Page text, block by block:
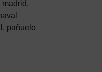
,
, pañuelo